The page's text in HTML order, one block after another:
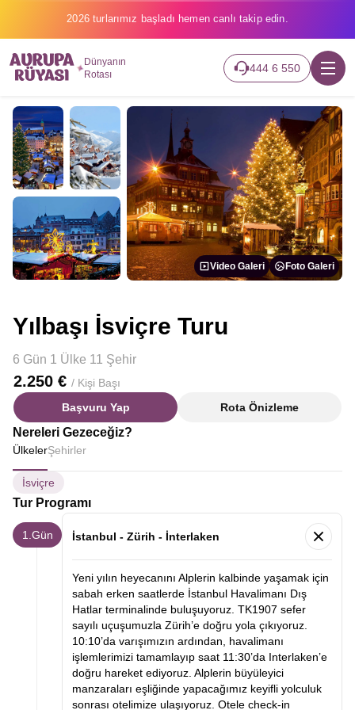
2026 turlarımız başladı hemen canlı takip edin.
Dünyanın
Rotası
444 6 550
Video Galeri Foto Galeri
Yılbaşı İsviçre Turu
6 Gün 1 Ülke 11 Şehir
2.250 € / Kişi Başı
Başvuru Yap
Rota Önizleme
Nereleri Gezeceğiz?
ÜlkelerŞehirler
İsviçre
Tur Programı
1.Gün İstanbul - Zürih - İnterlaken
Yeni yılın heyecanını Alplerin kalbinde yaşamak için
sabah erken saatlerde İstanbul Havalimanı Dış
Hatlar terminalinde buluşuyoruz. TK1907 sefer
sayılı uçuşumuzla Zürih’e doğru yola çıkıyoruz.
10:10’da varışımızın ardından, havalimanı
işlemlerimizi tamamlayıp saat 11:30’da Interlaken’e
doğru hareket ediyoruz. Alplerin büyüleyici
manzaraları eşliğinde yapacağımız keyifli yolculuk
sonrası otelimize ulaşıyoruz. Otele check-in